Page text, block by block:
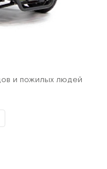
и пожилых людей